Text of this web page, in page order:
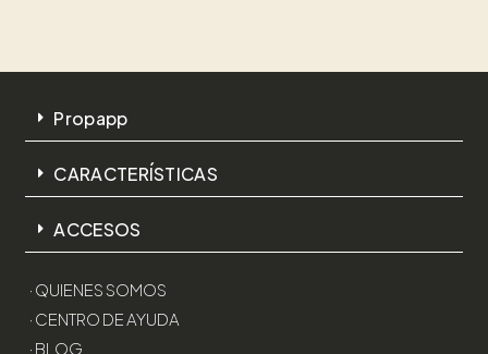
Propapp
CARACTERÍSTICAS
ACCESOS
· QUIENES SOMOS
· CENTRO DE AYUDA
· BLOG